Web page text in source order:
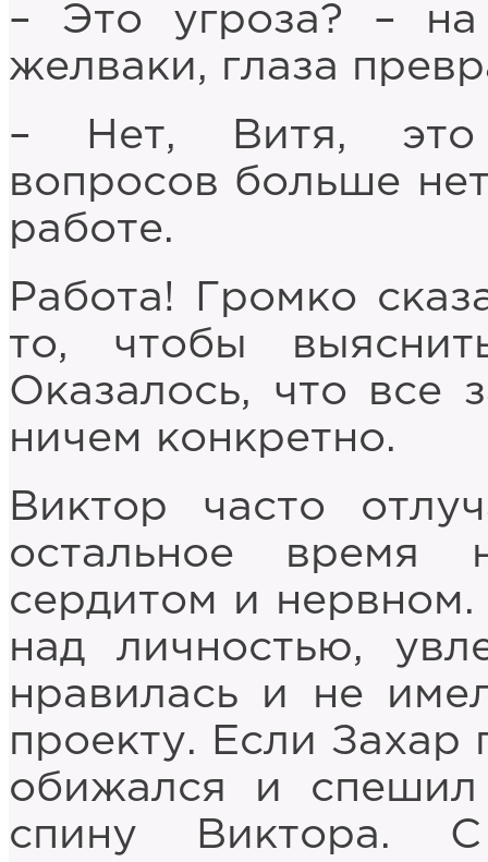
– Это угроза? –
желваки, глаза
– Нет, Витя, это
вопросов больше
работе.
Работа! Громко
то, чтобы
Оказалось, что все
ничем конкретно.
Виктор часто
остальное время
сердитом и
над личностью,
нравилась и не
проекту. Если Захар
обижался и
спину Виктора.